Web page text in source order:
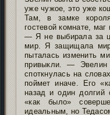
уже чужое, это уже
Там, в замке
гостевой комнате, маг
— Я не выбирала за
мир. Я защищала
пыталась изменить
привыкли. — Эвелин
споткнулась на
поймет иначе. Его
назад и один
«как было»
идеальным, но